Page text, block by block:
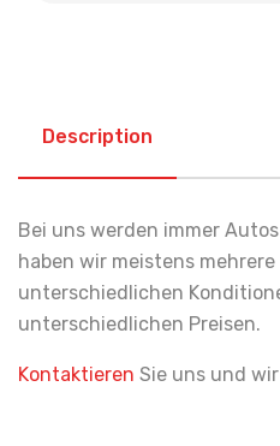
Description
Bei uns werden immer
haben wir meistens
unterschiedlichen
unterschiedlichen Preisen.
Kontaktieren Sie uns und